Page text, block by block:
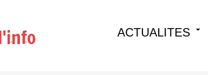
Skip
ACTUALITES